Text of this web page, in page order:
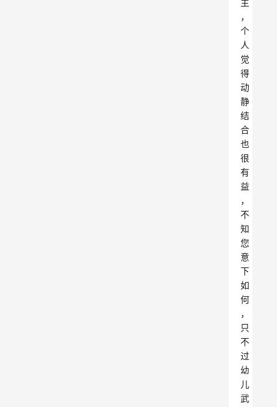
主
，
个
人
觉
得
动
静
结
合
也
很
有
益
，
不
知
您
意
下
如
何
，
只
不
过
幼
儿
武